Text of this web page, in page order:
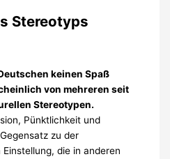
Stereotyps
keinen Spaß
von mehreren seit
Stereotypen.
Pünktlichkeit und
zu der
die in anderen